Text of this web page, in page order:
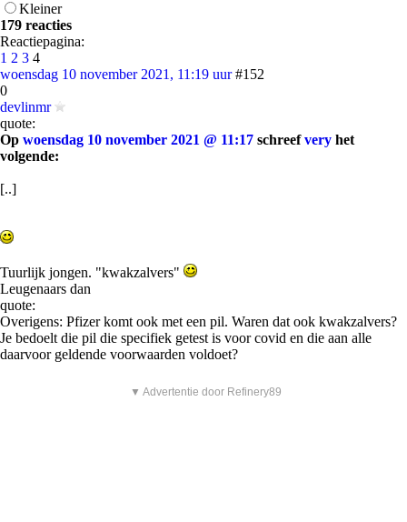
Kleiner
179 reacties
Reactiepagina:
1 2 3 4
woensdag 10 november 2021, 11:19 uur #152
0
devlinmr
quote:
Op woensdag 10 november 2021 @ 11:17 schreefvery het
volgende:
[..]
Tuurlijk jongen. "kwakzalvers"
Leugenaars dan
quote:
Overigens: Pfizer komt ook met een pil. Waren dat ook kwakzalvers?
Je bedoelt die pil die specifiek getest is voor covid en die aan alle
daarvoor geldende voorwaarden voldoet?
▼ Advertentie door Refinery89